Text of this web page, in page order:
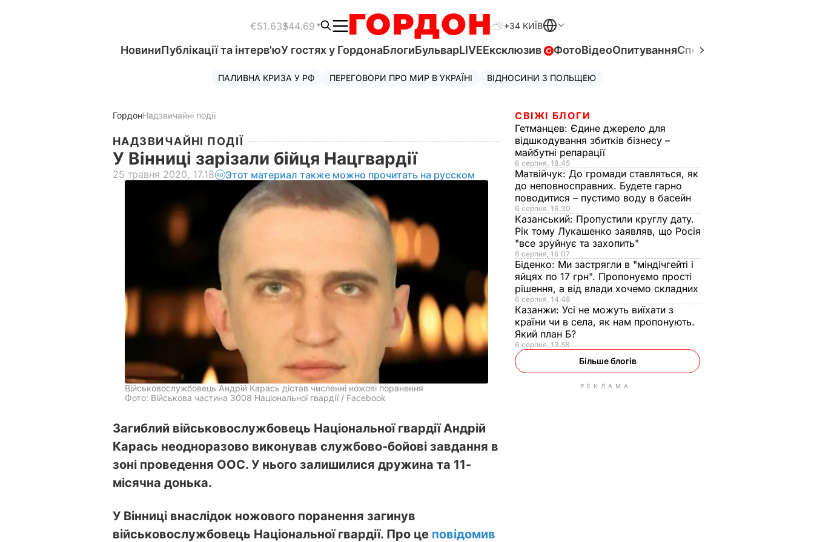
€51.63$44.69 +34 КИЇВ
НовиниПублікації та інтерв'юУ гостях у ГордонаБлогиБульварLIVEЕксклюзив ФотоВідеоОпитуванняСпецпроєкти
ПАЛИВНА КРИЗА У РФ ПЕРЕГОВОРИ ПРО МИР В УКРАЇНІ ВІДНОСИНИ З ПОЛЬЩЕЮ
ГордонНадзвичайні події
НАДЗВИЧАЙНІ ПОДІЇ
У Вінниці зарізали бійця Нацгвардії
25 травня 2020, 17.18 Этот материал также можно прочитать на русском
Військовослужбовець Андрій Карась дістав численні ножові поранення
Фото: Військова частина 3008 Національної гвардії / Facebook
Загиблий військовослужбовець Національної гвардії Андрій
Карась неодноразово виконував службово-бойові завдання в
зоні проведення ООС. У нього залишилися дружина та 11-
місячна донька.
У Вінниці внаслідок ножового поранення загинув
військовослужбовець Національної гвардії. Про це повідомив
СВІЖІ БЛОГИ
Гетманцев: Єдине джерело для
відшкодування збитків бізнесу –
майбутні репарації
6 серпня, 18.45
Матвійчук: До громади ставляться, як
до неповносправних. Будете гарно
поводитися – пустимо воду в басейн
6 серпня, 16.30
Казанський: Пропустили круглу дату.
Рік тому Лукашенко заявляв, що Росія
"все зруйнує та захопить"
6 серпня, 16.07
Біденко: Ми застрягли в "міндічгейті і
яйцях по 17 грн". Пропонуємо прості
рішення, а від влади хочемо складних
6 серпня, 14.48
Казанжи: Усі не можуть виїхати з
країни чи в села, як нам пропонують.
Який план Б?
6 серпня, 13.58
Більше блогів
РЕКЛАМА